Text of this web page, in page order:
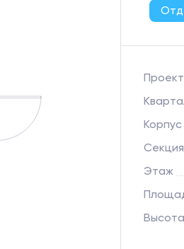
Проект
Корпус
Секция
Этаж